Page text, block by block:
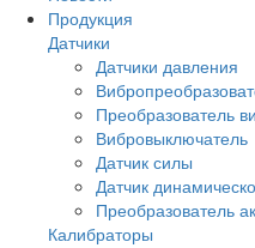
Продукция
Датчики
Датчики давления
Преобразователь
Вибровыключатель
Датчик силы
Датчик
Преобразователь
Калибраторы